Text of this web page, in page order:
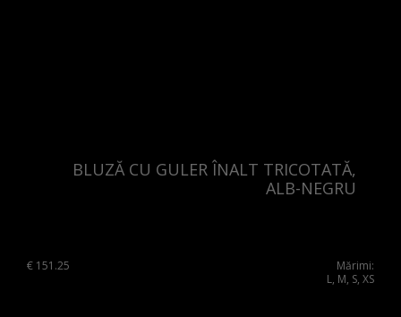
BLUZĂ CU GULER ÎNALT TRICOTATĂ,
ALB-NEGRU
€ 151.25
Mărimi:
L, M, S, XS